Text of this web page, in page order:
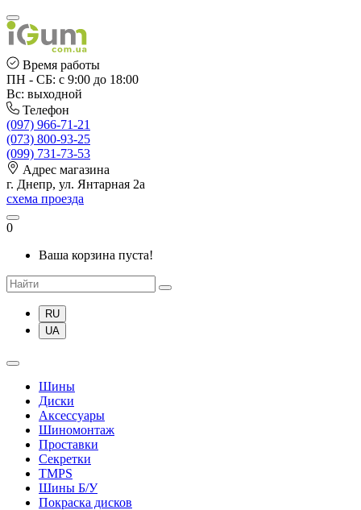
Время работы
ПН - СБ: с 9:00 до 18:00
Вс: выходной
Телефон
(097) 966-71-21
(073) 800-93-25
(099) 731-73-53
Адрес магазина
г. Днепр, ул. Янтарная 2а
схема проезда
0
Ваша корзина пуста!
RU
UA
Шины
Диски
Аксессуары
Шиномонтаж
Проставки
Секретки
TMPS
Шины Б/У
Покраска дисков